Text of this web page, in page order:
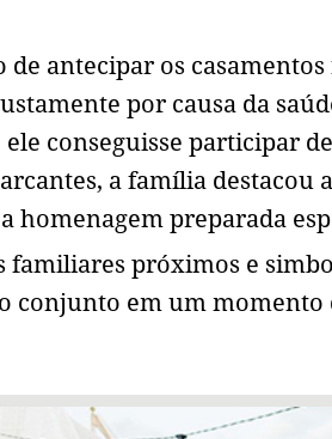
de antecipar os
por causa da
conseguisse participar
a família destacou
homenagem preparada
familiares próximos e
conjunto em um momento